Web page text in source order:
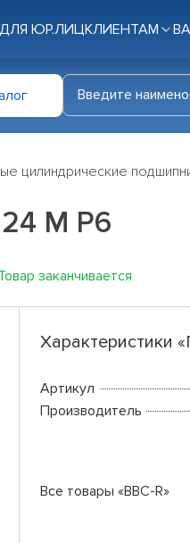
ДЛЯ ЮР.ЛИЦКЛИЕНТАМ
цилиндрические
M P6
заканчивается
Характеристики
Артикул
Производитель
Все товары «BBC-R»